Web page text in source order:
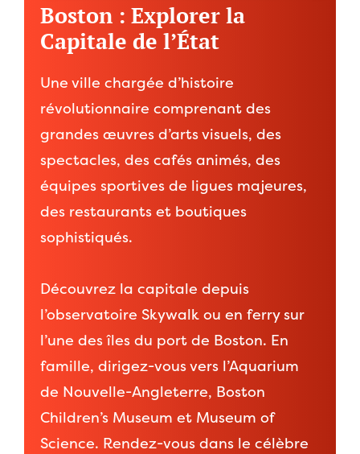
Boston : Explorer la
Capitale de l’État
Une ville chargée d’histoire
révolutionnaire comprenant des
grandes œuvres d’arts visuels, des
spectacles, des cafés animés, des
équipes sportives de ligues majeures,
des restaurants et boutiques
sophistiqués.
Découvrez la capitale depuis
l’observatoire Skywalk ou en ferry sur
l’une des îles du port de Boston. En
famille, dirigez-vous vers l’Aquarium
de Nouvelle-Angleterre, Boston
Children’s Museum et Museum of
Science. Rendez-vous dans le célèbre